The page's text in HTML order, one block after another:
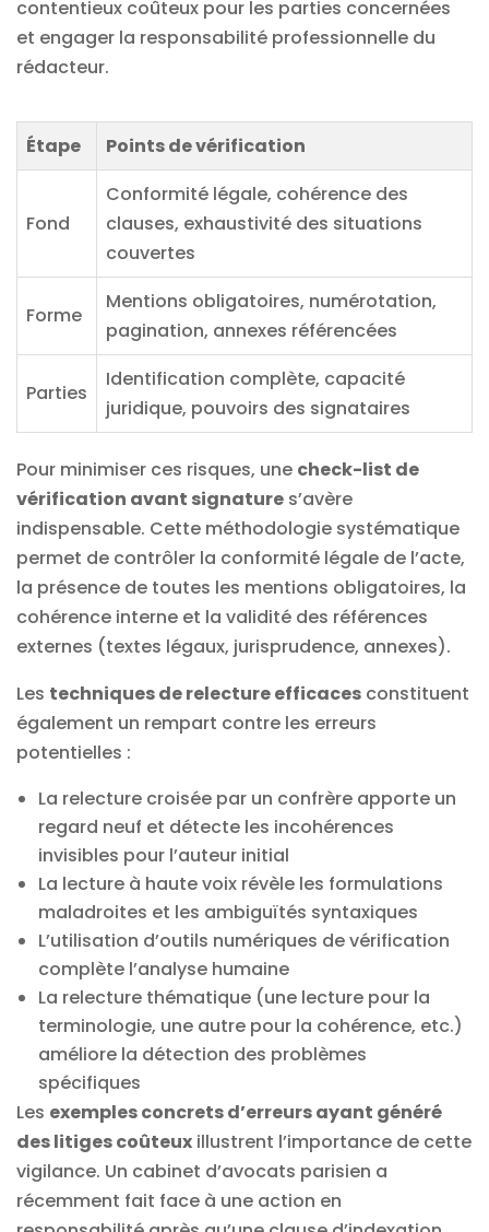
contentieux coûteux pour les parties concernées
et engager la responsabilité professionnelle du
rédacteur.
Étape Points de vérification
Fond
Conformité légale, cohérence des
clauses, exhaustivité des situations
couvertes
Forme
Mentions obligatoires, numérotation,
pagination, annexes référencées
Parties
Identification complète, capacité
juridique, pouvoirs des signataires
Pour minimiser ces risques, une check-list de
vérification avant signature s’avère
indispensable. Cette méthodologie systématique
permet de contrôler la conformité légale de l’acte,
la présence de toutes les mentions obligatoires, la
cohérence interne et la validité des références
externes (textes légaux, jurisprudence, annexes).
Les techniques de relecture efficaces constituent
également un rempart contre les erreurs
potentielles :
La relecture croisée par un confrère apporte un
regard neuf et détecte les incohérences
invisibles pour l’auteur initial
La lecture à haute voix révèle les formulations
maladroites et les ambiguïtés syntaxiques
L’utilisation d’outils numériques de vérification
complète l’analyse humaine
La relecture thématique (une lecture pour la
terminologie, une autre pour la cohérence, etc.)
améliore la détection des problèmes
spécifiques
Les exemples concrets d’erreurs ayant généré
des litiges coûteux illustrent l’importance de cette
vigilance. Un cabinet d’avocats parisien a
récemment fait face à une action en